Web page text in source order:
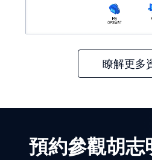
瞭解更多
預約參觀胡志